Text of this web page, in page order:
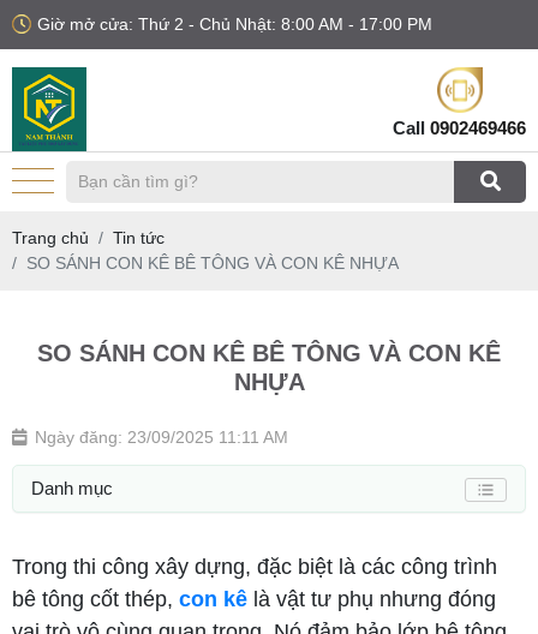
Giờ mở cửa: Thứ 2 - Chủ Nhật: 8:00 AM - 17:00 PM
Call 0902469466
Trang chủ
Tin tức
SO SÁNH CON KÊ BÊ TÔNG VÀ CON KÊ NHỰA
SO SÁNH CON KÊ BÊ TÔNG VÀ CON KÊ
NHỰA
Ngày đăng: 23/09/2025 11:11 AM
Danh mục
Trong thi công xây dựng, đặc biệt là các công trình
bê tông cốt thép, con kê là vật tư phụ nhưng đóng